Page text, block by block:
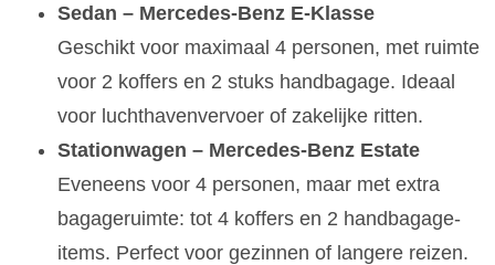
Sedan – Mercedes-Benz E-Klasse
Geschikt voor maximaal 4 personen, met ruimte
voor 2 koffers en 2 stuks handbagage. Ideaal
voor luchthavenvervoer of zakelijke ritten.
Stationwagen – Mercedes-Benz Estate
Eveneens voor 4 personen, maar met extra
bagageruimte: tot 4 koffers en 2 handbagage-
items. Perfect voor gezinnen of langere reizen.